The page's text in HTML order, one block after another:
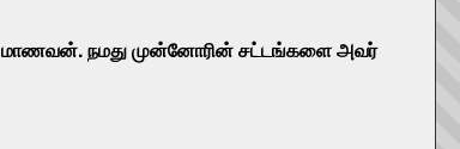
மாணவன். நமது முன்னோரின் சட்டங்களை அவர்